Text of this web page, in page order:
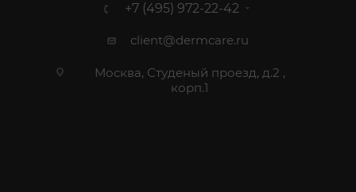
+7 (495) 972-22-42
client@dermcare.ru
Москва, Студеный проезд, д.2 ,
корп.1